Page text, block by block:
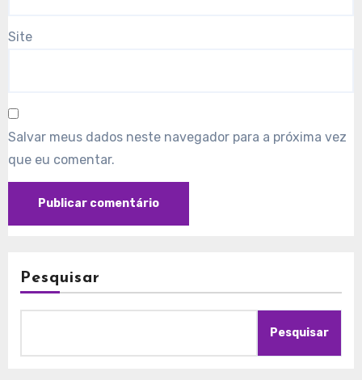
Site
Salvar meus dados neste navegador para a próxima vez
que eu comentar.
Pesquisar
Pesquisar